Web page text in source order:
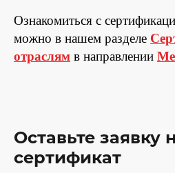
Ознакомиться с
можно в нашем разделе
отраслям в направлении
Оставьте заявку
сертификат